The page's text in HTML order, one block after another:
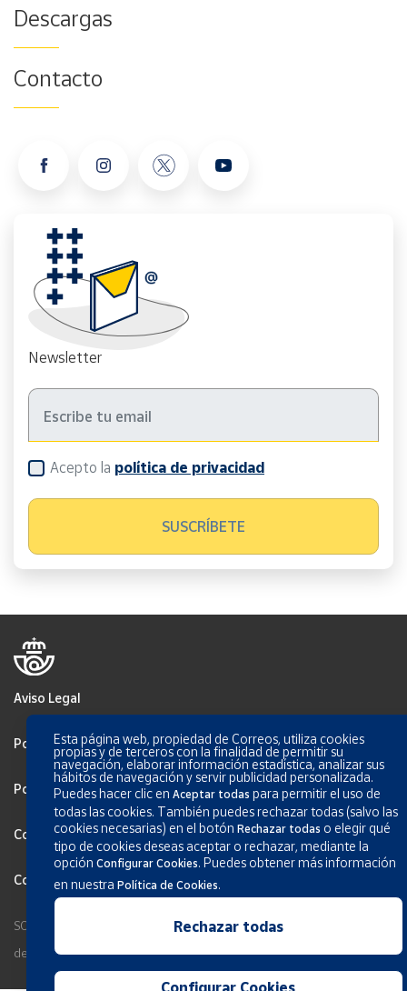
Descargas
Contacto
Newsletter
Acepto la política de privacidad
Aviso Legal
Política de privacidad
Política de Cookies
Configurar Cookies
Condiciones generales de los servicios
SOCIEDAD ESTATAL CORREOS Y TELÉGRAFOS, S.A., S.M.E. Todos los
derechos reservados.
Esta página web, propiedad de Correos, utiliza cookies
propias y de terceros con la finalidad de permitir su
navegación, elaborar información estadística, analizar sus
hábitos de navegación y servir publicidad personalizada.
Puedes hacer clic enAceptar todas para permitir el uso de
todas las cookies. También puedes rechazar todas (salvo las
cookies necesarias) en el botónRechazar todas o elegir qué
tipo de cookies deseas aceptar o rechazar, mediante la
opciónConfigurar Cookies. Puedes obtener más información
en nuestraPolítica de Cookies.
Rechazar todas